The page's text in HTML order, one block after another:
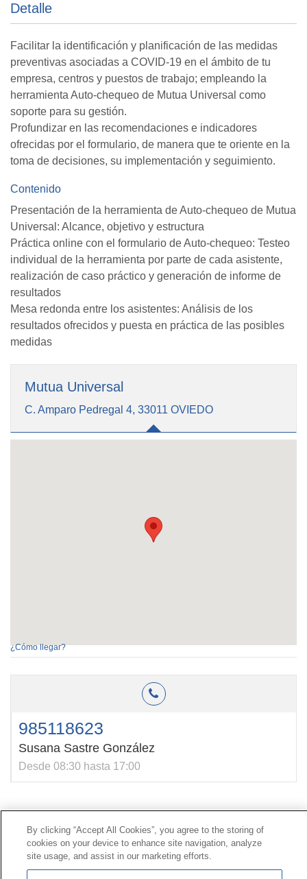
Detalle
Facilitar la identificación y planificación de las medidas
preventivas asociadas a COVID-19 en el ámbito de tu
empresa, centros y puestos de trabajo; empleando la
herramienta Auto-chequeo de Mutua Universal como
soporte para su gestión.
Profundizar en las recomendaciones e indicadores
ofrecidas por el formulario, de manera que te oriente en la
toma de decisiones, su implementación y seguimiento.
Contenido
Presentación de la herramienta de Auto-chequeo de Mutua
Universal: Alcance, objetivo y estructura
Práctica online con el formulario de Auto-chequeo: Testeo
individual de la herramienta por parte de cada asistente,
realización de caso práctico y generación de informe de
resultados
Mesa redonda entre los asistentes: Análisis de los
resultados ofrecidos y puesta en práctica de las posibles
medidas
Mutua Universal
C. Amparo Pedregal 4, 33011 OVIEDO
¿Cómo llegar?
985118623
Susana Sastre González
Desde 08:30 hasta 17:00
Contacto|Perfil del contratante|Reclamaciones
Línea Universal 900 203 203|Zona Privada Comisión de
Prestaciones Especiales|Zona Privada Proveedor
By clicking “Accept All Cookies”, you agree to the storing of
cookies on your device to enhance site navigation, analyze
site usage, and assist in our marketing efforts.